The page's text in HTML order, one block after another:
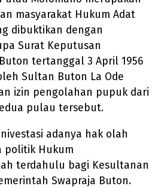
masyarakat Hukum Adat
dibuktikan dengan
Surat Keputusan
tertanggal 3 April 1956
Sultan Buton La Ode
izin pengolahan pupuk dari
pulau tersebut.
adanya hak olah
politik Hukum
terdahulu bagi Kesultanan
Swapraja Buton.